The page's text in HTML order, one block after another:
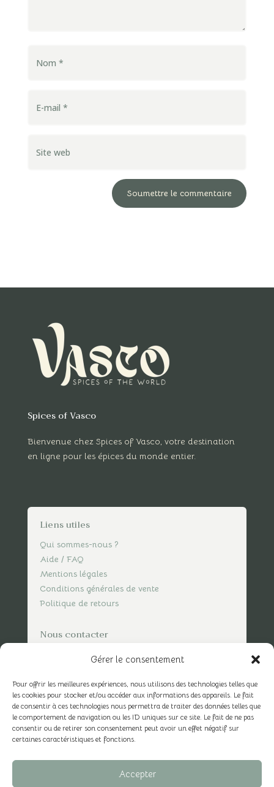
Gérer le consentement
Pour offrir les meilleures expériences, nous utilisons des technologies telles que
les cookies pour stocker et/ou accéder aux informations des appareils. Le fait
de consentir à ces technologies nous permettra de traiter des données telles que
le comportement de navigation ou les ID uniques sur ce site. Le fait de ne pas
consentir ou de retirer son consentement peut avoir un effet négatif sur
certaines caractéristiques et fonctions.
Accepter
Soumettre le commentaire
Spices of Vasco
Bienvenue chez Spices of Vasco, votre destination
en ligne pour les épices du monde entier.
Liens utiles
Qui sommes-nous ?
Aide / FAQ
Mentions légales
Conditions générales de vente
Politique de retours
Nous contacter
contact@spicesofvasco.com